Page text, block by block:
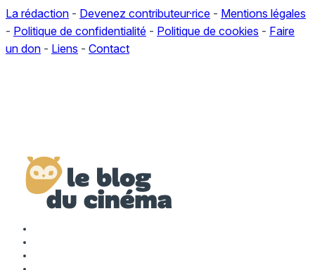
La rédaction - Devenez contributeur·rice - Mentions légales
- Politique de confidentialité - Politique de cookies - Faire
un don - Liens - Contact